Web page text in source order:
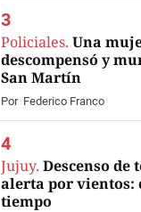
Policiales. Una
descompensó y
San Martín
Por Federico Franco
Jujuy. Descenso de
alerta por vientos:
tiempo